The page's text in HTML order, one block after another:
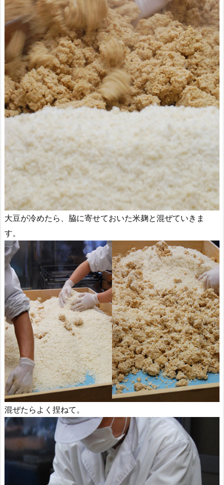
大豆が冷めたら、脇に寄せておいた米麹と混ぜていきま
す。
混ぜたらよく捏ねて。